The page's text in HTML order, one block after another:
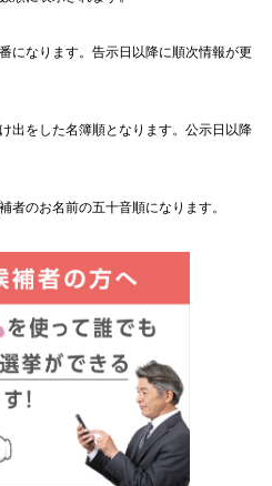
になります。告示日以降に順次情報が更
出をした名簿順となります。公示日以降
者のお名前の五十音順になります。